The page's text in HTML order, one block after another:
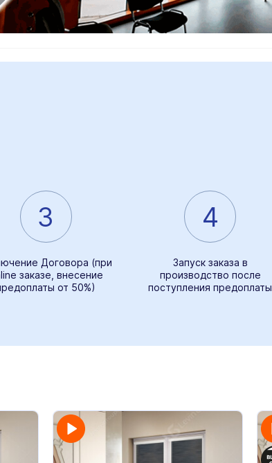
3
Договора (при
заказе, внесение
от 50%)
4
Запуск заказа в
производство после
поступления предоплаты